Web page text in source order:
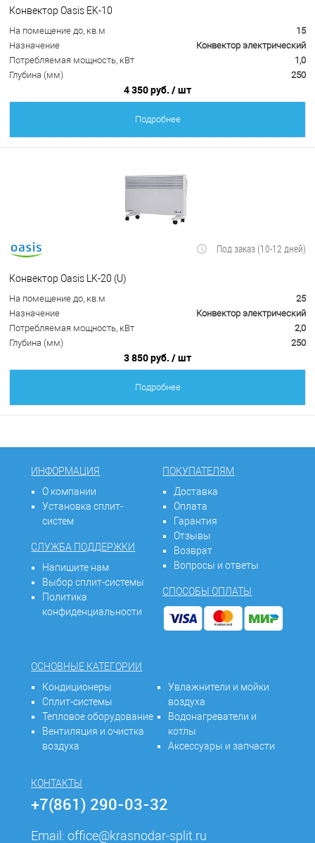
Конвектор Oasis EK-10
На помещение до, кв.м
15
Назначение
Конвектор электрический
Потребляемая мощность, кВт
1,0
Глубина (мм)
250
4 350 руб. / шт
Подробнее
Под заказ (10-12 дней)
Конвектор Oasis LK-20 (U)
На помещение до, кв.м
25
Назначение
Конвектор электрический
Потребляемая мощность, кВт
2,0
Глубина (мм)
250
3 850 руб. / шт
Подробнее
ИНФОРМАЦИЯ
О компании
Установка сплит-
систем
СЛУЖБА ПОДДЕРЖКИ
Напишите нам
Выбор сплит-системы
Политика
конфиденциальности
ПОКУПАТЕЛЯМ
Доставка
Оплата
Гарантия
Отзывы
Возврат
Вопросы и ответы
СПОСОБЫ ОПЛАТЫ
ОСНОВНЫЕ КАТЕГОРИИ
Кондиционеры
Сплит-системы
Тепловое оборудование
Вентиляция и очистка
воздуха
Увлажнители и мойки
воздуха
Водонагреватели и
котлы
Аксессуары и запчасти
КОНТАКТЫ
+7(861) 290-03-32
Email:office@krasnodar-split.ru